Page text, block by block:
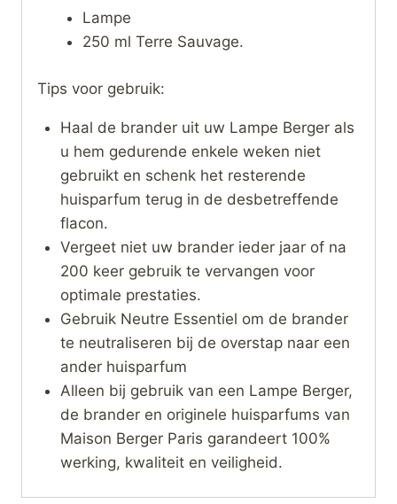
Lampe
250 ml Terre Sauvage.
Tips voor gebruik:
Haal de brander uit uw Lampe Berger als
u hem gedurende enkele weken niet
gebruikt en schenk het resterende
huisparfum terug in de desbetreffende
flacon.
Vergeet niet uw brander ieder jaar of na
200 keer gebruik te vervangen voor
optimale prestaties.
Gebruik Neutre Essentiel om de brander
te neutraliseren bij de overstap naar een
ander huisparfum
Alleen bij gebruik van een Lampe Berger,
de brander en originele huisparfums van
Maison Berger Paris garandeert 100%
werking, kwaliteit en veiligheid.